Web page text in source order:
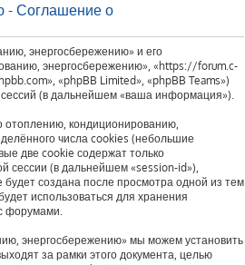
- Соглашение о
энергосбережению» и его
энергосбережению», «https://forum.c-
«phpBB Limited», «phpBB Teams»)
(в дальнейшем «ваша информация»).
кондиционированию,
числа cookies (небольшие
две cookie содержат только
сессии (в дальнейшем «session-id»),
создана после просмотра одной из тем
использоваться для хранения
форумами.
энергосбережению» мы можем установить
за рамки этого документа, целью